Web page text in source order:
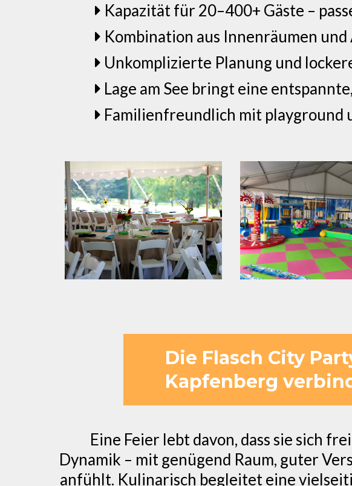
Kapazität für 20–400+ Gäste –
Kombination aus Innenräumen
Unkomplizierte Planung und
Lage am See bringt eine
Familienfreundlich mit playground
Die Flasch City
Kapfenberg
Eine Feier lebt davon, dass sie sich
Dynamik – mit genügend Raum, guter
anfühlt. Kulinarisch begleitet eine